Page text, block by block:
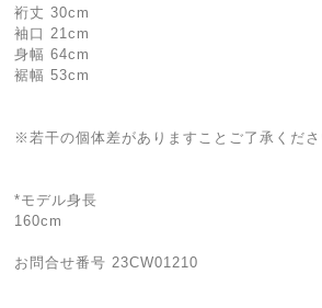
裄丈 30cm
袖口 21cm
身幅 64cm
裾幅 53cm
※若干の個体差がありますことご了承くだ
*モデル身長
160cm
お問合せ番号 23CW01210